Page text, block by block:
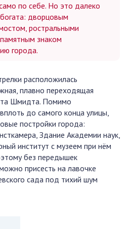
по себе. Но это далеко
дворцовым
ростральными
знаком
города.
расположилась
плавно переходящая
Шмидта. Помимо
до самого конца улицы,
постройки города:
Здание Академии наук,
институт с музеем при нём
без передышек
присесть на лавочке
сада под тихий шум